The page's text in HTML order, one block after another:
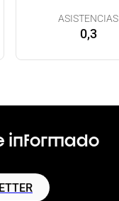
ASISTENCIAS
0,3
informado